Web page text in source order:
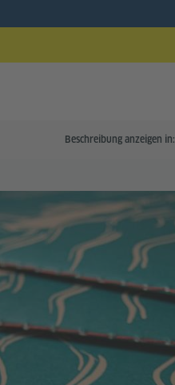
Beschreibung anzeigen in: